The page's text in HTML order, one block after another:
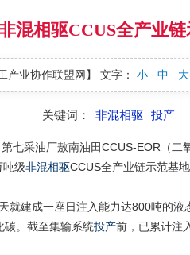
混相驱CCUS全产业
产业协作联盟网】 文字： 小 中 大
关键词： 非混相驱 投产
七采油厂敖南油田CCUS-EOR（二
吨级非混相驱CCUS全产业链示范基
建成一座日注入能力达800吨的液
碳。截至集输系统投产前，已累计注